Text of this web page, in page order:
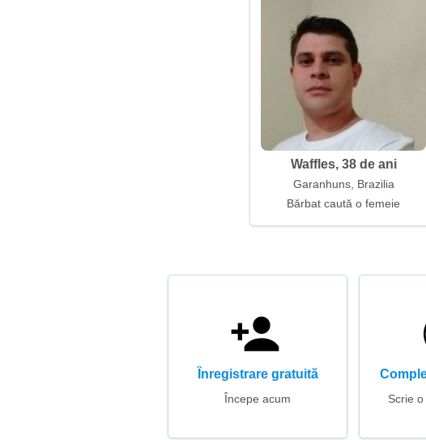
Waffles, 38 de ani
Garanhuns, Brazilia
Bărbat caută o femeie
Înregistrare gratuită
Începe acum Scrie